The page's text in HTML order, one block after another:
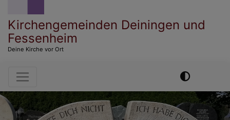
Kirchengemeinden Deiningen und
Fessenheim
Deine Kirche vor Ort
Hauptnavigation